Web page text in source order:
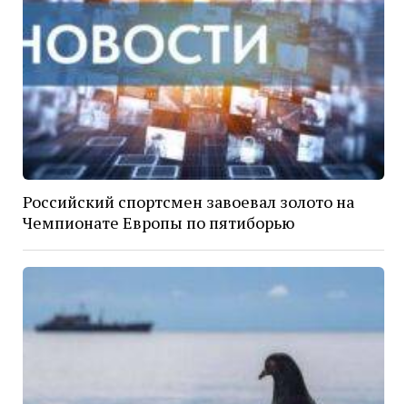
Российский спортсмен завоевал золото на
Чемпионате Европы по пятиборью